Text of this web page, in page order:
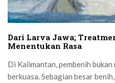
Dari Larva Jawa;
Menentukan Rasa
Di Kalimantan, pembenih
berkuasa. Sebagian besar